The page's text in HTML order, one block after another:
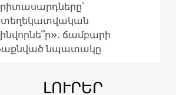
ճամբարի
նպատակը
ԼՈՒՐԵՐ